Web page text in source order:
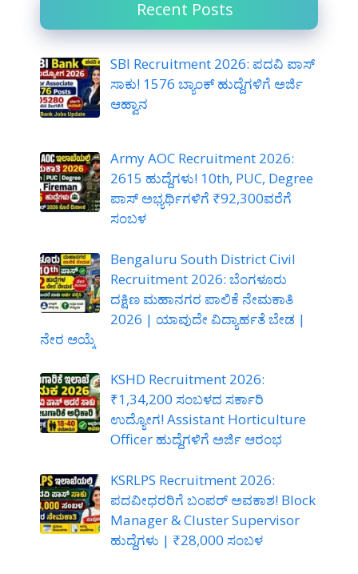
Recent Posts
SBI Recruitment 2026: ಪದವಿ ಪಾಸ್
ಸಾಕು! 1576 ಬ್ಯಾಂಕ್ ಹುದ್ದೆಗಳಿಗೆ ಅರ್ಜಿ
ಆಹ್ವಾನ
Army AOC Recruitment 2026:
2615 ಹುದ್ದೆಗಳು! 10th, PUC, Degree
ಪಾಸ್ ಅಭ್ಯರ್ಥಿಗಳಿಗೆ ₹92,300ವರೆಗೆ
ಸಂಬಳ
Bengaluru South District Civil
Recruitment 2026: ಬೆಂಗಳೂರು
ದಕ್ಷಿಣ ಮಹಾನಗರ ಪಾಲಿಕೆ ನೇಮಕಾತಿ
2026 | ಯಾವುದೇ ವಿದ್ಯಾರ್ಹತೆ ಬೇಡ |
ನೇರ ಆಯ್ಕೆ
KSHD Recruitment 2026:
₹1,34,200 ಸಂಬಳದ ಸರ್ಕಾರಿ
ಉದ್ಯೋಗ! Assistant Horticulture
Officer ಹುದ್ದೆಗಳಿಗೆ ಅರ್ಜಿ ಆರಂಭ
KSRLPS Recruitment 2026:
ಪದವೀಧರರಿಗೆ ಬಂಪರ್ ಅವಕಾಶ! Block
Manager & Cluster Supervisor
ಹುದ್ದೆಗಳು | ₹28,000 ಸಂಬಳ